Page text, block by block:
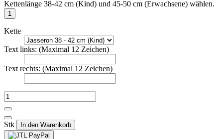
Kettenlänge 38-42 cm (Kind) und 45-50 cm (Erwachsene) wählen.
Kette
Text links: (Maximal 12 Zeichen)
Text rechts: (Maximal 12 Zeichen)
Stk In den Warenkorb